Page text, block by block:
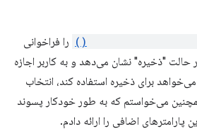
را فراخوانی
حالت "ذخیره" نشان می‌دهد و به کاربر اجازه
برای ذخیره استفاده کند، انتخاب
می‌خواستم که به طور خودکار پسوند
پارامترهای اضافی را ارائه دادم.